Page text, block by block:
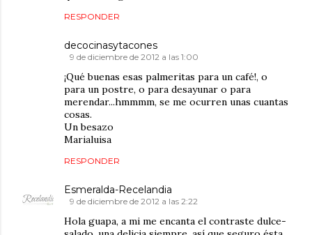
RESPONDER
decocinasytacones
9 de diciembre de 2012 a las 1:00
¡Qué buenas esas palmeritas para un café!, o
para un postre, o para desayunar o para
merendar...hmmmm, se me ocurren unas cuantas
cosas.
Un besazo
Marialuisa
RESPONDER
Esmeralda-Recelandia
9 de diciembre de 2012 a las 2:22
Hola guapa, a mi me encanta el contraste dulce-